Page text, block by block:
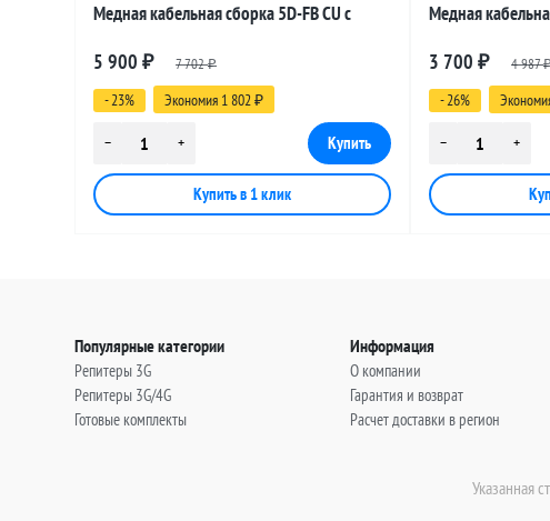
Медная кабельная сборка 5D-FB CU с
метров
5 900 ₽ 7 702₽
- 23% Экономия 1 802 ₽
Медная
метров
3 700₽ 4 987
- 26%
Популярные категории
Репитеры 3G
Репитеры 3G/4G
Готовые комплекты
Информация
О компании
Гарантия и возврат
Расчет доставки в регион
Указанная